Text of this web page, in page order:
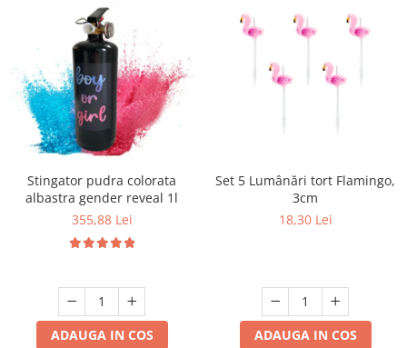
Stingator pudra colorata
albastra gender reveal 1l
355,88 Lei
ADAUGA IN COS
Set 5 Lumânări tort Flamingo,
3cm
18,30 Lei
ADAUGA IN COS